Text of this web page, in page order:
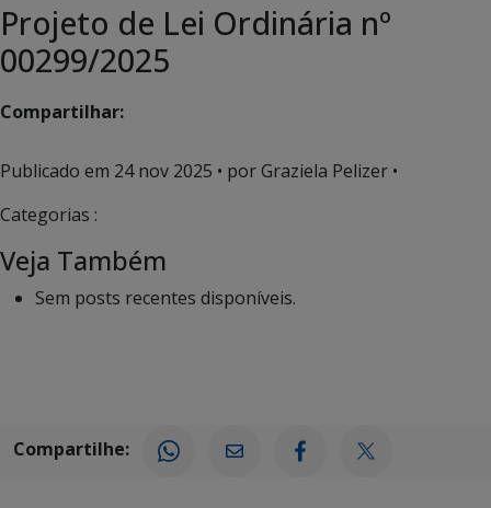
Projeto de Lei Ordinária nº
00299/2025
Compartilhar:
Publicado em 24 nov 2025 • por Graziela Pelizer •
Categorias :
Veja Também
Sem posts recentes disponíveis.
Compartilhe: